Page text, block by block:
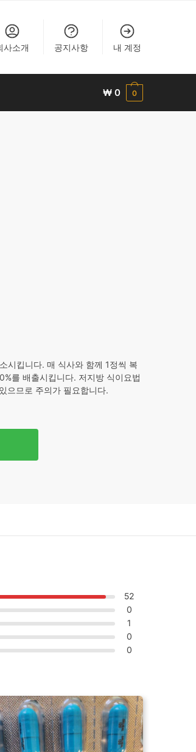
사소개 공지사항 내 계정
₩ 0 0
시킵니다. 매 식사와 함께 1정씩 복
를 배출시킵니다. 저지방 식이요법
으므로 주의가 필요합니다.
52
0
1
0
0